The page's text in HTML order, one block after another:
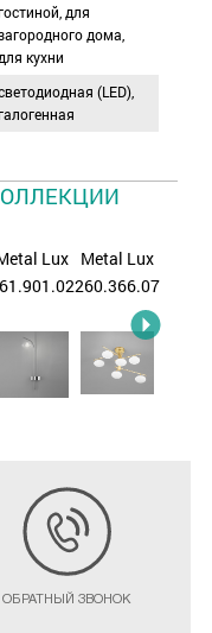
для
дома,
для кухни
(LED),
Lux Metal Lux
260.366.07
ОБРАТНЫЙ ЗВОНОК